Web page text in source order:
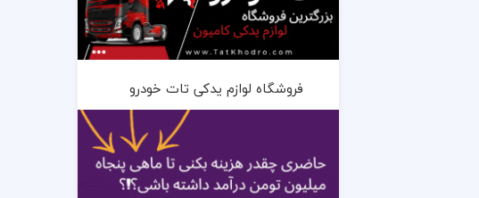
فروشگاه لوازم یدکی تات خودرو